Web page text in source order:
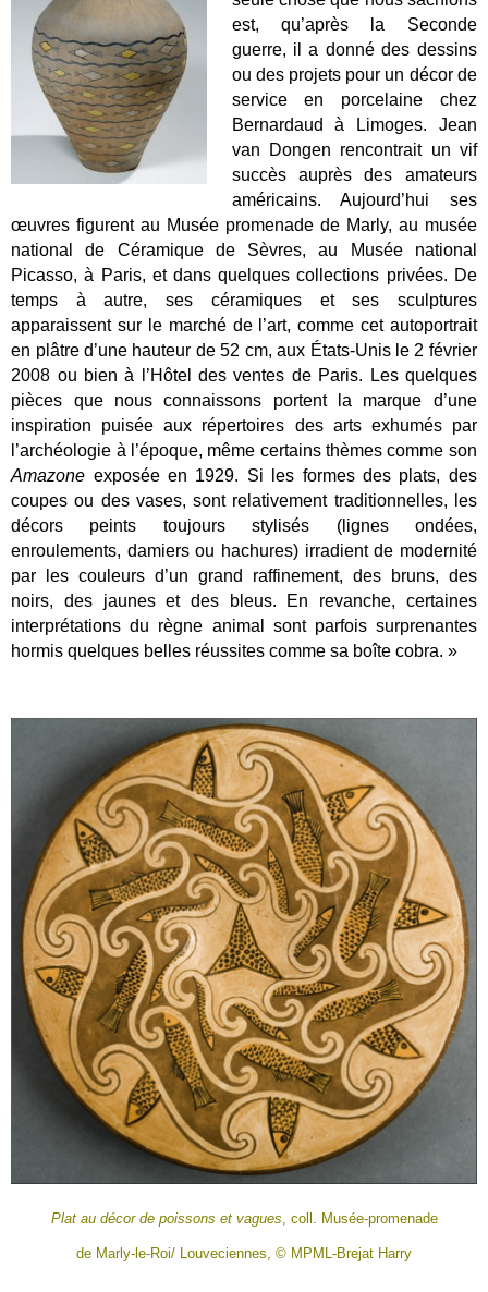
est, qu’après la Seconde
guerre, il a donné des dessins
ou des projets pour un décor de
service en porcelaine chez
Bernardaud à Limoges. Jean
van Dongen rencontrait un vif
succès auprès des amateurs
américains. Aujourd’hui ses
œuvres figurent au Musée promenade de Marly, au musée
national de Céramique de Sèvres, au Musée national
Picasso, à Paris, et dans quelques collections privées. De
temps à autre, ses céramiques et ses sculptures
apparaissent sur le marché de l’art, comme cet autoportrait
en plâtre d’une hauteur de 52 cm, aux États-Unis le 2 février
2008 ou bien à l’Hôtel des ventes de Paris. Les quelques
pièces que nous connaissons portent la marque d’une
inspiration puisée aux répertoires des arts exhumés par
l’archéologie à l’époque, même certains thèmes comme son
Amazone exposée en 1929. Si les formes des plats, des
coupes ou des vases, sont relativement traditionnelles, les
décors peints toujours stylisés (lignes ondées,
enroulements, damiers ou hachures) irradient de modernité
par les couleurs d’un grand raffinement, des bruns, des
noirs, des jaunes et des bleus. En revanche, certaines
interprétations du règne animal sont parfois surprenantes
hormis quelques belles réussites comme sa boîte cobra. »
Plat au décor de poissons et vagues, coll. Musée-promenade
de Marly-le-Roi/ Louveciennes, © MPML-Brejat Harry